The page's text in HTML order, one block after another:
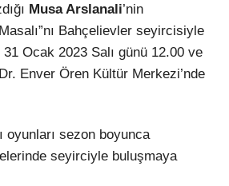
Musa Arslanali’nin
Bahçelievler seyircisiyle
Ocak 2023 Salı günü 12.00 ve
Enver Ören Kültür Merkezi’nde
oyunları sezon boyunca
seyirciyle buluşmaya